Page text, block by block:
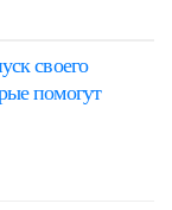
своего
помогут